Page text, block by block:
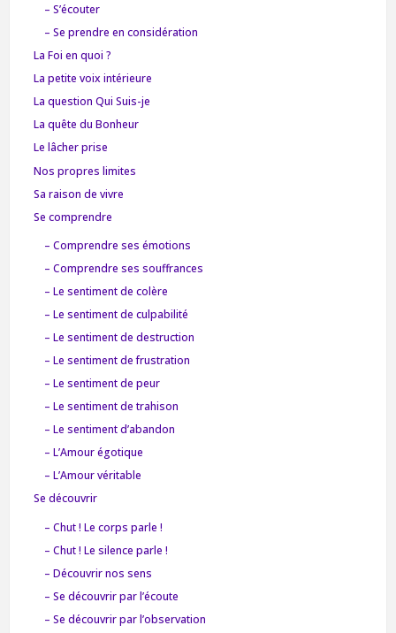
– S’écouter
– Se prendre en considération
La Foi en quoi ?
La petite voix intérieure
La question Qui Suis-je
La quête du Bonheur
Le lâcher prise
Nos propres limites
Sa raison de vivre
Se comprendre
– Comprendre ses émotions
– Comprendre ses souffrances
– Le sentiment de colère
– Le sentiment de culpabilité
– Le sentiment de destruction
– Le sentiment de frustration
– Le sentiment de peur
– Le sentiment de trahison
– Le sentiment d’abandon
– L’Amour égotique
– L’Amour véritable
Se découvrir
– Chut ! Le corps parle !
– Chut ! Le silence parle !
– Découvrir nos sens
– Se découvrir par l’écoute
– Se découvrir par l’observation